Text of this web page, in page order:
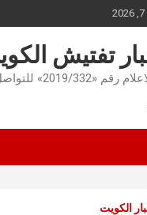
تفتيش
للتواصل : 51787720
الكويت